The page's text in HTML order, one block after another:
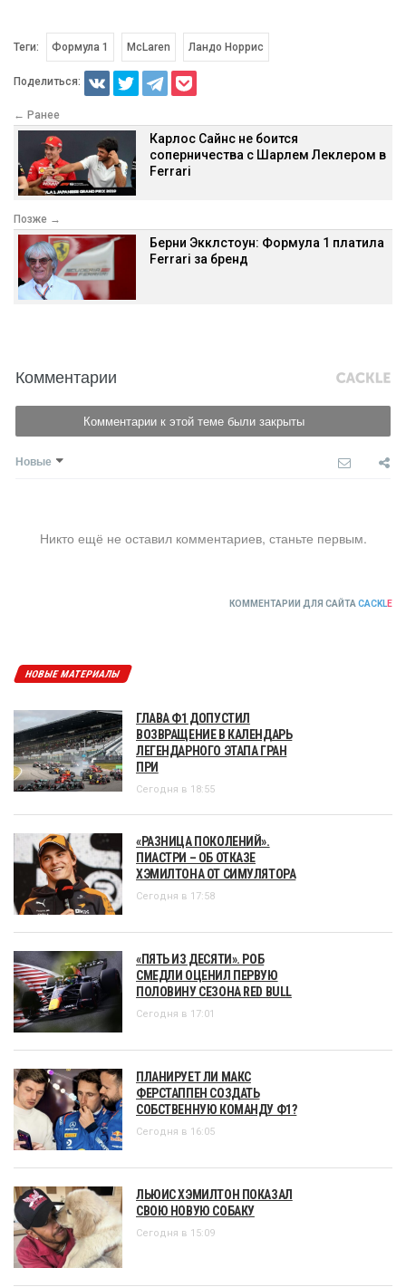
Теги: Формула 1 McLaren Ландо Норрис
Поделиться:
← Ранее
Карлос Сайнс не боится
соперничества с Шарлем Леклером в
Ferrari
Позже →
Берни Экклстоун: Формула 1 платила
Ferrari за бренд
Комментарии
Комментарии к этой теме были закрыты
Новые
Никто ещё не оставил комментариев, станьте первым.
КОММЕНТАРИИ ДЛЯ САЙТА CACKLE
НОВЫЕ МАТЕРИАЛЫ
ГЛАВА Ф1 ДОПУСТИЛ
ВОЗВРАЩЕНИЕ В КАЛЕНДАРЬ
ЛЕГЕНДАРНОГО ЭТАПА ГРАН
ПРИ
Сегодня в 18:55
«РАЗНИЦА ПОКОЛЕНИЙ».
ПИАСТРИ – ОБ ОТКАЗЕ
ХЭМИЛТОНА ОТ СИМУЛЯТОРА
Сегодня в 17:58
«ПЯТЬ ИЗ ДЕСЯТИ». РОБ
СМЕДЛИ ОЦЕНИЛ ПЕРВУЮ
ПОЛОВИНУ СЕЗОНА RED BULL
Сегодня в 17:01
ПЛАНИРУЕТ ЛИ МАКС
ФЕРСТАППЕН СОЗДАТЬ
СОБСТВЕННУЮ КОМАНДУ Ф1?
Сегодня в 16:05
ЛЬЮИС ХЭМИЛТОН ПОКАЗАЛ
СВОЮ НОВУЮ СОБАКУ
Сегодня в 15:09